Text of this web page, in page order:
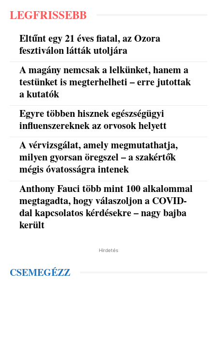
LEGFRISSEBB
Eltűnt egy 21 éves fiatal, az Ozora
fesztiválon látták utoljára
A magány nemcsak a lelkünket, hanem a
testünket is megterhelheti – erre jutottak
a kutatók
Egyre többen hisznek egészségügyi
influenszereknek az orvosok helyett
A vérvizsgálat, amely megmutathatja,
milyen gyorsan öregszel – a szakértők
mégis óvatosságra intenek
Anthony Fauci több mint 100 alkalommal
megtagadta, hogy válaszoljon a COVID-
dal kapcsolatos kérdésekre – nagy bajba
került
Hirdetés
CSEMEGÉZZ